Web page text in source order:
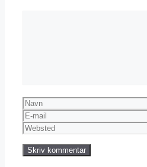
Navn
E-
mail
Websted